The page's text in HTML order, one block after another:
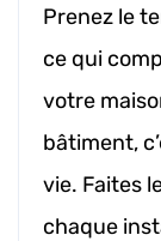
Prenez le
ce qui
votre
bâtiment,
vie. Faites
chaque